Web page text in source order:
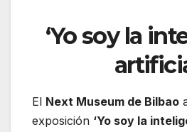
‘Yo soy la
El Next Museum de Bilbao
exposición ‘Yo soy la